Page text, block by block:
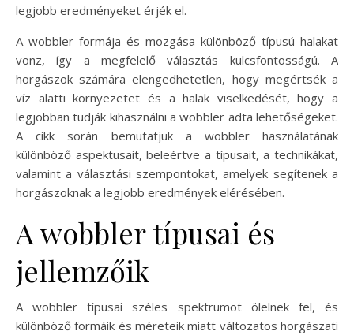
legjobb eredményeket érjék el.
A wobbler formája és mozgása különböző típusú halakat
vonz, így a megfelelő választás kulcsfontosságú. A
horgászok számára elengedhetetlen, hogy megértsék a
víz alatti környezetet és a halak viselkedését, hogy a
legjobban tudják kihasználni a wobbler adta lehetőségeket.
A cikk során bemutatjuk a wobbler használatának
különböző aspektusait, beleértve a típusait, a technikákat,
valamint a választási szempontokat, amelyek segítenek a
horgászoknak a legjobb eredmények elérésében.
A wobbler típusai és
jellemzőik
A wobbler típusai széles spektrumot ölelnek fel, és
különböző formáik és méreteik miatt változatos horgászati